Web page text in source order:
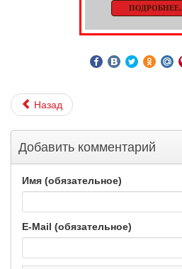
Назад
Добавить комментарий
Имя (обязательное)
E-Mail (обязательное)